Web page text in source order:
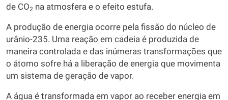
de CO2 na atmosfera e o efeito estufa.
A produção de energia ocorre pela fissão do núcleo de
urânio-235. Uma reação em cadeia é produzida de
maneira controlada e das inúmeras transformações que
o átomo sofre há a liberação de energia que movimenta
um sistema de geração de vapor.
A água é transformada em vapor ao receber energia em